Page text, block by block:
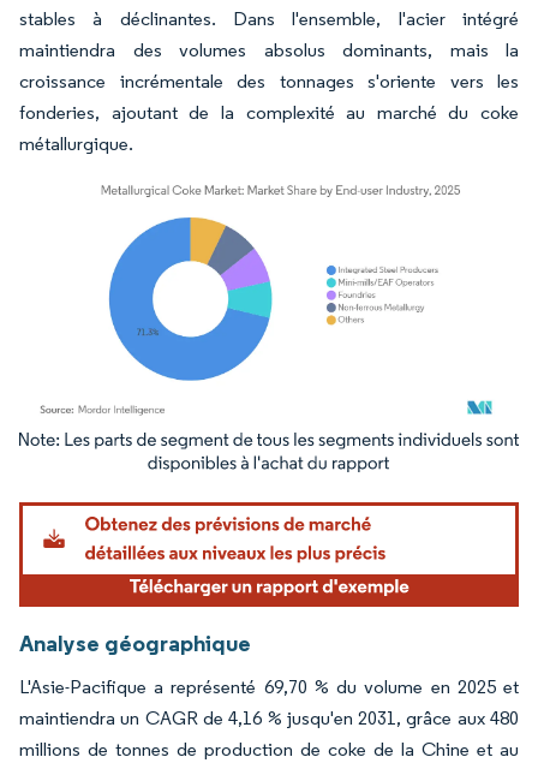
stables à déclinantes. Dans l'ensemble, l'acier intégré
maintiendra des volumes absolus dominants, mais la
croissance incrémentale des tonnages s'oriente vers les
fonderies, ajoutant de la complexité au marché du coke
métallurgique.
Image © Mordor Intelligence. La réutilisation nécessite une attribution sous CC BY
Analyse géographique
L'Asie-Pacifique a représenté 69,70 % du volume en 2025 et
maintiendra un CAGR de 4,16 % jusqu'en 2031, grâce aux 480
millions de tonnes de production de coke de la Chine et au